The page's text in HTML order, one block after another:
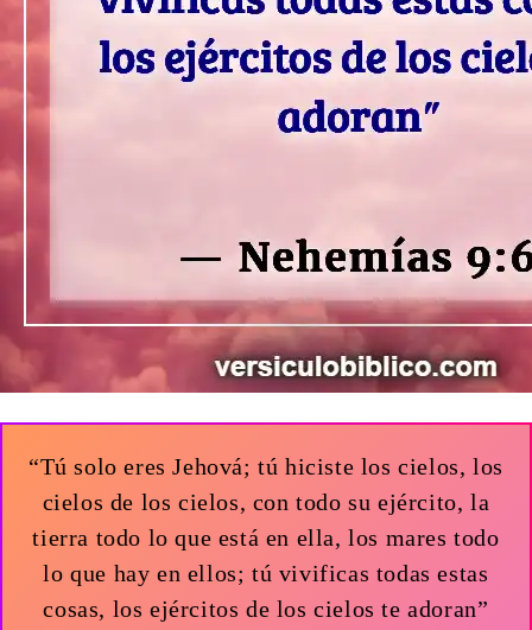
“Tú solo eres Jehová; tú hiciste los cielos, los
cielos de los cielos, con todo su ejército, la
tierra todo lo que está en ella, los mares todo
lo que hay en ellos; tú vivificas todas estas
cosas, los ejércitos de los cielos te adoran”